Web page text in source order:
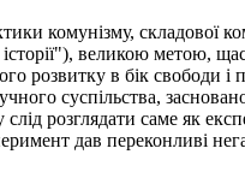
комунізму, складової
великою метою,
розвитку в бік свободи і
суспільства,
розглядати саме як
дав переконливі